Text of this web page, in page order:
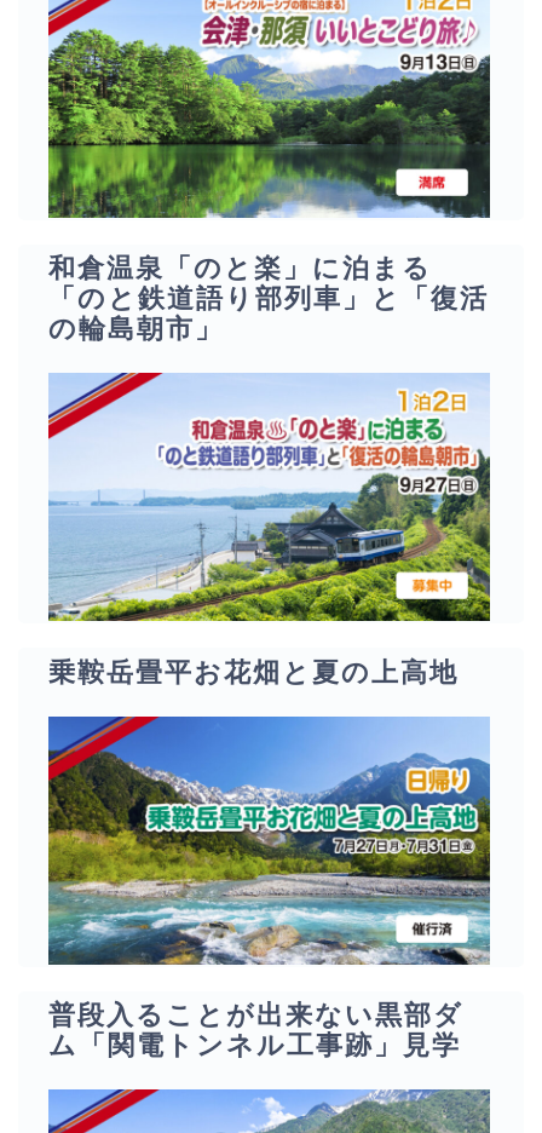
和倉温泉「のと楽」に泊まる
「のと鉄道語り部列車」と「復活
の輪島朝市」
乗鞍岳畳平お花畑と夏の上高地
普段入ることが出来ない黒部ダ
ム「関電トンネル工事跡」見学